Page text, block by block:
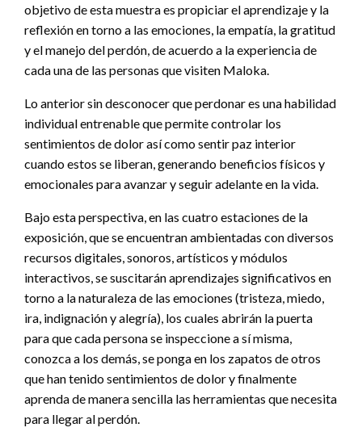
objetivo de esta muestra es propiciar el aprendizaje y la
reflexión en torno a las emociones, la empatía, la gratitud
y el manejo del perdón, de acuerdo a la experiencia de
cada una de las personas que visiten Maloka.
Lo anterior sin desconocer que perdonar es una habilidad
individual entrenable que permite controlar los
sentimientos de dolor así como sentir paz interior
cuando estos se liberan, generando beneficios físicos y
emocionales para avanzar y seguir adelante en la vida.
Bajo esta perspectiva, en las cuatro estaciones de la
exposición, que se encuentran ambientadas con diversos
recursos digitales, sonoros, artísticos y módulos
interactivos, se suscitarán aprendizajes significativos en
torno a la naturaleza de las emociones (tristeza, miedo,
ira, indignación y alegría), los cuales abrirán la puerta
para que cada persona se inspeccione a sí misma,
conozca a los demás, se ponga en los zapatos de otros
que han tenido sentimientos de dolor y finalmente
aprenda de manera sencilla las herramientas que necesita
para llegar al perdón.